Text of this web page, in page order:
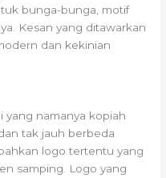
bunga-bunga, motif
Kesan yang ditawarkan
dan kekinian
yang namanya kopiah
tak jauh berbeda
logo tertentu yang
samping. Logo yang